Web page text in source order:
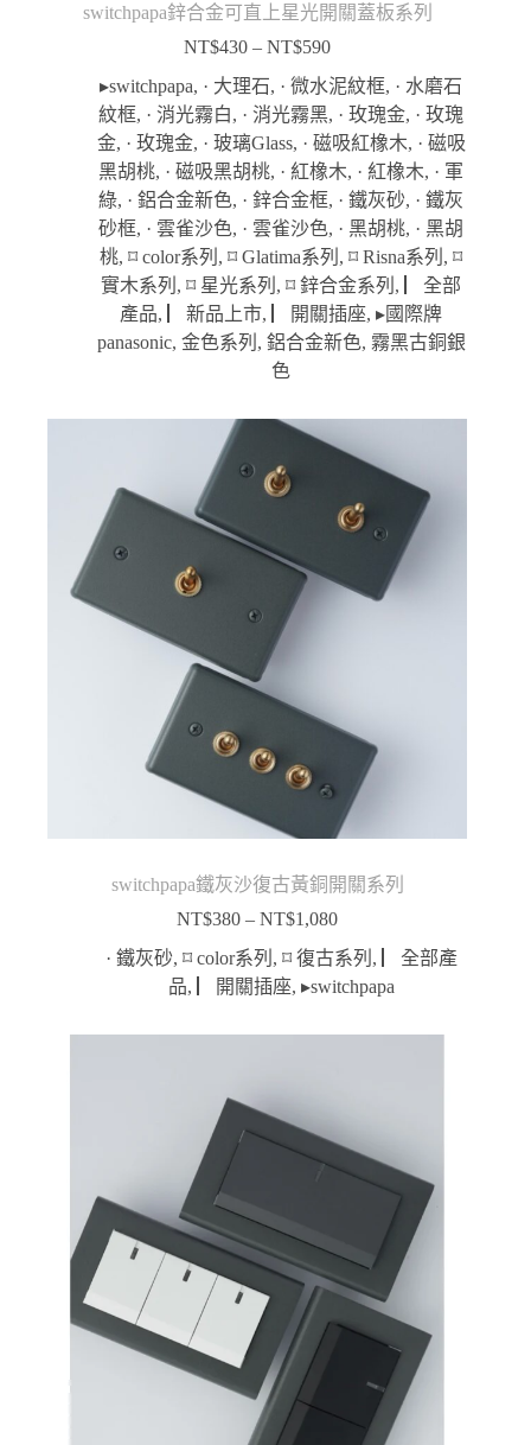
switchpapa鋅合金可直上星光開關蓋板系列
NT$430 – NT$590價
格
範
圍：
NT$430
到
NT$590
▸switchpapa, · 大理石, · 微水泥紋框, · 水磨石
紋框, · 消光霧白, · 消光霧黑, · 玫瑰金, · 玫瑰
金, · 玫瑰金, · 玻璃Glass, · 磁吸紅橡木, · 磁吸
黑胡桃, · 磁吸黑胡桃, · 紅橡木, · 紅橡木, · 軍
綠, · 鋁合金新色, · 鋅合金框, · 鐵灰砂, · 鐵灰
砂框, · 雲雀沙色, · 雲雀沙色, · 黑胡桃, · 黑胡
桃,⌑ color系列 ,⌑ Glatima系列 ,⌑ Risna系列 ,⌑
實木系列 ,⌑ 星光系列 ,⌑ 鋅合金系列 ,
▏全部
產品, ▏新品上市, ▏開關插座,▸國際牌
panasonic, 金色系列 , 鋁合金新色, 霧黑古銅銀
色
switchpapa鐵灰沙復古黃銅開關系列
NT$380 – NT$1,080價
格
範
NT$380
· 鐵灰砂, ⌑ color系列 , ⌑ 復古系列 ,
▏全部產
品, ▏開關插座, ▸switchpapa